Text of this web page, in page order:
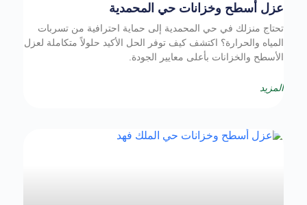
عزل أسطح وخزانات حي المحمدية
تحتاج منزلك في حي المحمدية إلى حماية احترافية من تسربات
المياه والحرارة؟ اكتشف كيف توفر الحل الأكيد حلولاً متكاملة لعزل
الأسطح والخزانات بأعلى معايير الجودة.
المزيد